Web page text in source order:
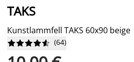
TAKS
Kunstlammfell TAKS 60x90 beige





 (64)